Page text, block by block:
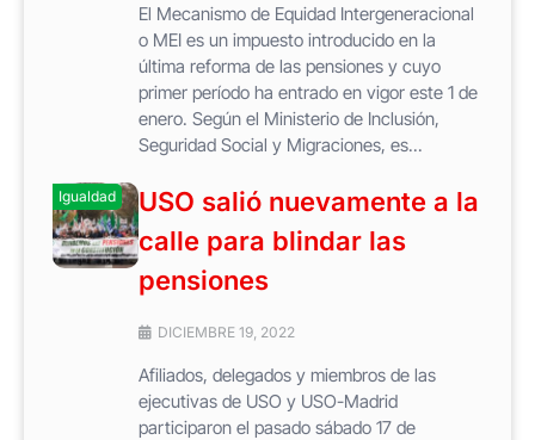
El Mecanismo de Equidad Intergeneracional
o MEI es un impuesto introducido en la
última reforma de las pensiones y cuyo
primer período ha entrado en vigor este 1 de
enero. Según el Ministerio de Inclusión,
Seguridad Social y Migraciones, es...
Igualdad
USO salió nuevamente a la
calle para blindar las
pensiones
DICIEMBRE 19, 2022
Afiliados, delegados y miembros de las
ejecutivas de USO y USO-Madrid
participaron el pasado sábado 17 de